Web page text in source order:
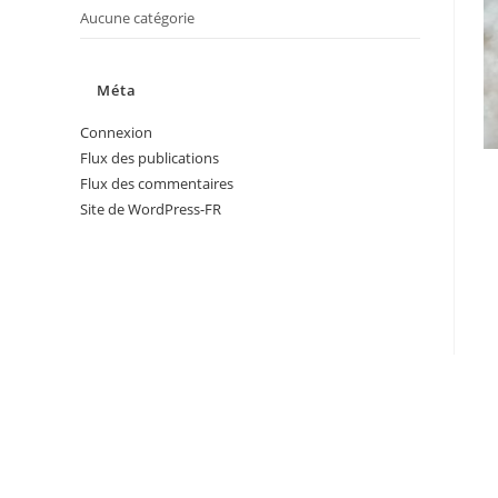
Aucune catégorie
Méta
Connexion
Flux des publications
Flux des commentaires
Site de WordPress-FR